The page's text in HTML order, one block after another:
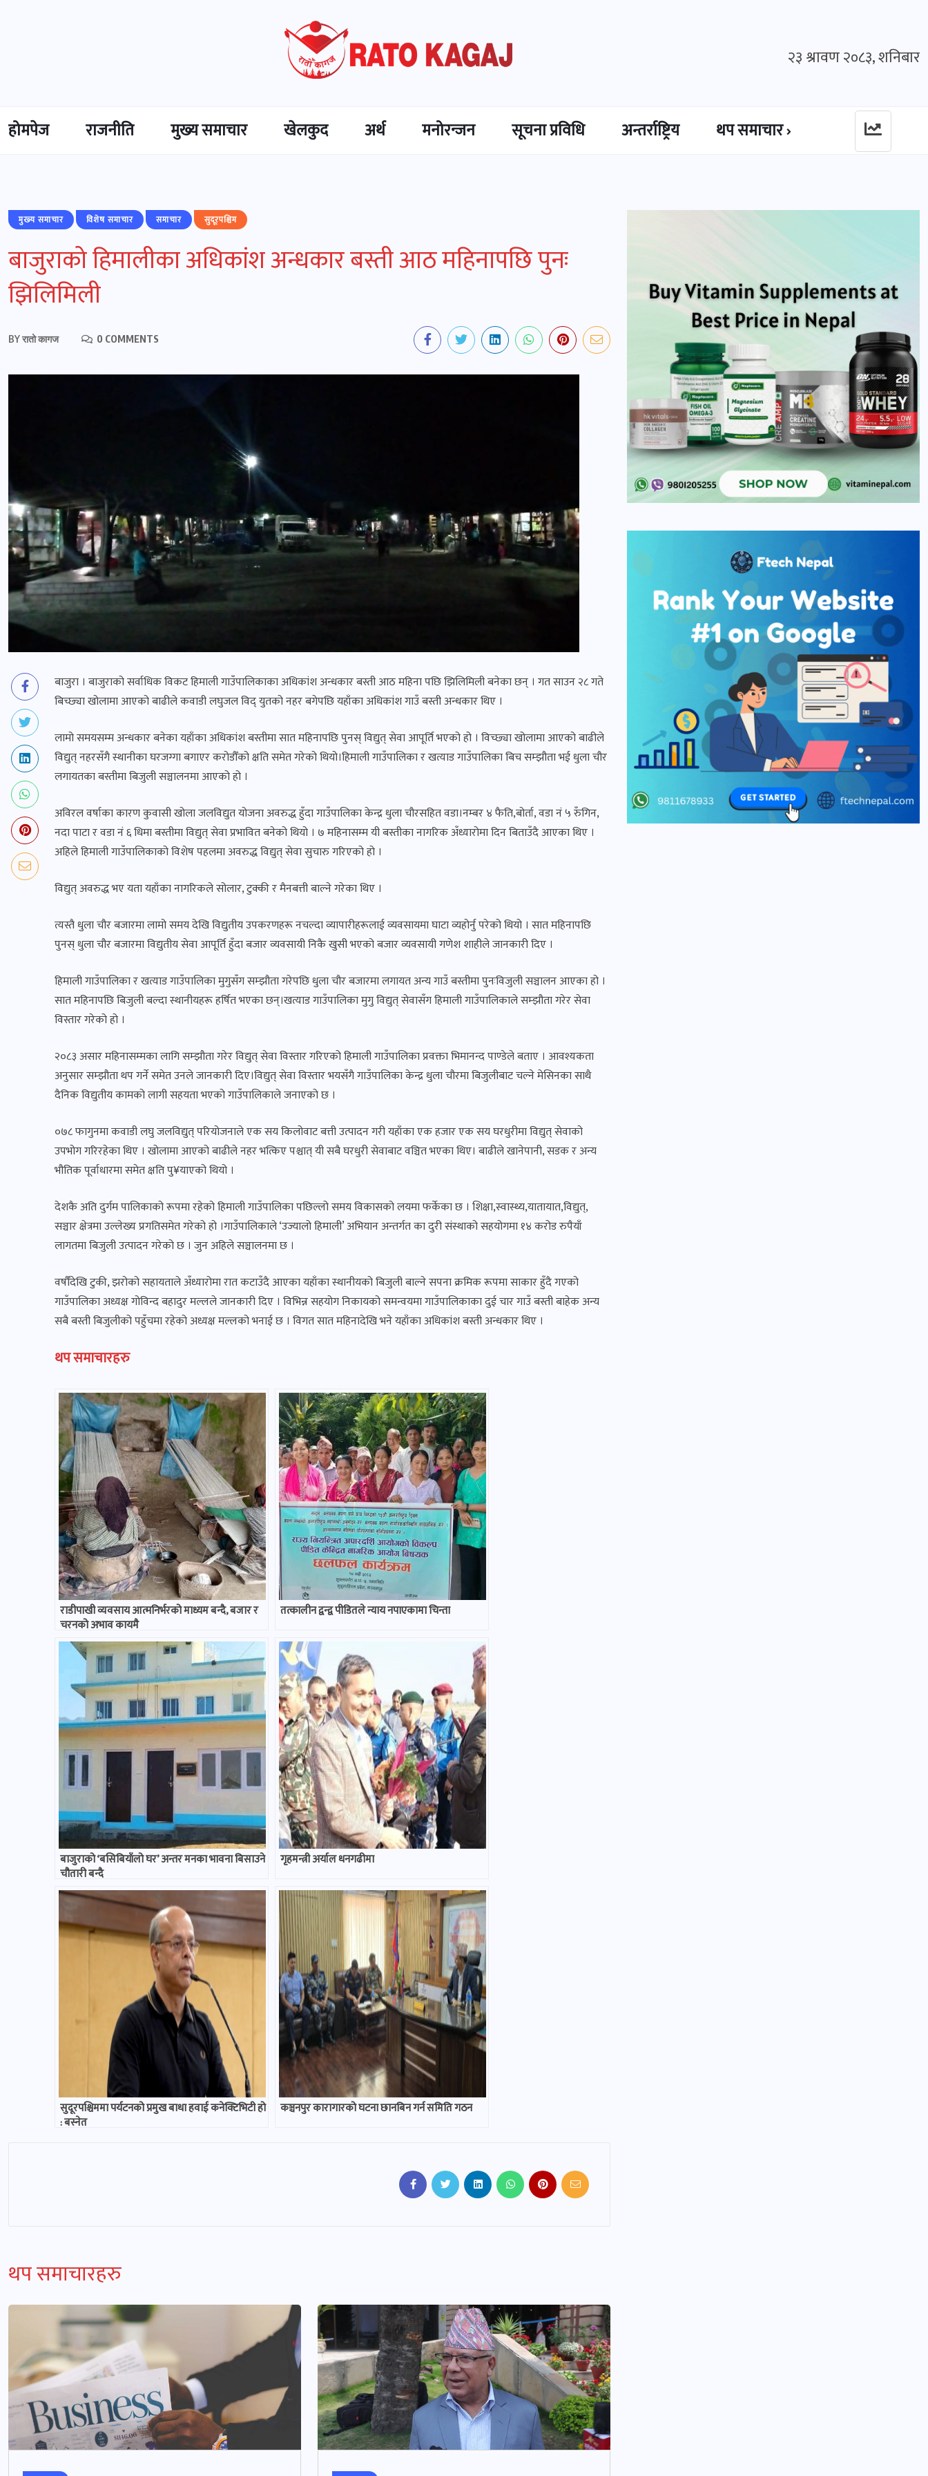
२३ श्रावण २०८३, शनिबार
होमपेज राजनीति मुख्‍य समाचार खेलकुद अर्थ मनोरन्जन सूचना प्रविधि अन्तर्राष्ट्रिय थप समाचार
मुख्‍य समाचार विशेष समाचार समाचार सुदूरपश्चिम
बाजुराको हिमालीका अधिकांश अन्धकार बस्ती आठ महिनापछि पुनः
झिलिमिली
BYरातो कागज 0 COMMENTS
बाजुरा । बाजुराको सर्वाधिक विकट हिमाली गाउँपालिकाका अधिकांश अन्धकार बस्ती आठ महिना पछि झिलिमिली बनेका छन् । गत साउन २८ गते
बिच्छ्या खोलामा आएको बाढीले कवाडी लघुजल विद् युतको नहर बगेपछि यहाँका अधिकांश गाउँ बस्ती अन्धकार थिए ।
लामो समयसम्म अन्धकार बनेका यहाँका अधिकांश बस्तीमा सात महिनापछि पुनस् विद्युत् सेवा आपूर्ति भएको हो । विच्छ्या खोलामा आएको बाढीले
विद्युत् नहरसँगै स्थानीका घरजग्गा बगाएर करोडौँको क्षति समेत गरेको थियो।हिमाली गाउँपालिका र खत्याड गाउँपालिका बिच सम्झौता भई धुला चौर
लगायतका बस्तीमा बिजुली सञ्चालनमा आएको हो ।
अविरल वर्षाका कारण कुवासी खोला जलविद्युत योजना अवरुद्ध हुँदा गाउँपालिका केन्द्र धुला चौरसहित वडा।नम्बर ४ फैति,बोर्ता, वडा नं ५ रुँगिन,
नदा पाटा र वडा नं ६ धिमा बस्तीमा विद्युत् सेवा प्रभावित बनेको थियो । ७ महिनासम्म यी बस्तीका नागरिक अँध्यारोमा दिन बिताउँदै आएका थिए ।
अहिले हिमाली गाउँपालिकाको विशेष पहलमा अवरुद्ध विद्युत् सेवा सुचारु गरिएको हो ।
विद्युत् अवरुद्ध भए यता यहाँका नागरिकले सोलार, टुक्की र मैनबत्ती बाल्ने गरेका थिए ।
त्यस्तै धुला चौर बजारमा लामो समय देखि विद्युतीय उपकरणहरू नचल्दा व्यापारीहरूलाई व्यवसायमा घाटा व्यहोर्नु परेको थियो । सात महिनापछि
पुनस् धुला चौर बजारमा विद्युतीय सेवा आपूर्ति हुँदा बजार व्यवसायी निकै खुसी भएको बजार व्यवसायी गणेश शाहीले जानकारी दिए ।
हिमाली गाउँपालिका र खत्याड गाउँपालिका मुगुसँग सम्झौता गरेपछि धुला चौर बजारमा लगायत अन्य गाउँ बस्तीमा पुनःविजुली सञ्चालन आएका हो ।
सात महिनापछि बिजुली बल्दा स्थानीयहरू हर्षित भएका छन्।खत्याड गाउँपालिका मुगु विद्युत् सेवासँग हिमाली गाउँपालिकाले सम्झौता गरेर सेवा
विस्तार गरेको हो ।
२०८३ असार महिनासम्मका लागि सम्झौता गरेर विद्युत् सेवा विस्तार गरिएको हिमाली गाउँपालिका प्रवक्ता भिमानन्द पाण्डेले बताए । आवश्यकता
अनुसार सम्झौता थप गर्ने समेत उनले जानकारी दिए।विद्युत् सेवा विस्तार भयसँगै गाउँपालिका केन्द्र धुला चौरमा बिजुलीबाट चल्ने मेसिनका साथै
दैनिक विद्युतीय कामको लागी सहयता भएको गाउँपालिकाले जनाएको छ ।
०७८ फागुनमा कवाडी लघु जलविद्युत् परियोजनाले एक सय किलोवाट बत्ती उत्पादन गरी यहाँका एक हजार एक सय घरधुरीमा विद्युत् सेवाको
उपभोग गरिरहेका थिए । खोलामा आएको बाढीले नहर भत्किए पश्चात् यी सबै घरधुरी सेवाबाट वञ्चित भएका थिए। बाढीले खानेपानी, सडक र अन्य
भौतिक पूर्वाधारमा समेत क्षति पु¥याएको थियो ।
देशकै अति दुर्गम पालिकाको रूपमा रहेको हिमाली गाउँपालिका पछिल्लो समय विकासको लयमा फर्केका छ । शिक्षा,स्वास्थ्य,यातायात,विद्युत्,
सञ्चार क्षेत्रमा उल्लेख्य प्रगतिसमेत गरेको हो ।गाउँपालिकाले ‘उज्यालो हिमाली’ अभियान अन्तर्गत का दुरी संस्थाको सहयोगमा १४ करोड रुपैयाँ
लागतमा बिजुली उत्पादन गरेको छ । जुन अहिले सञ्चालनमा छ ।
वर्षौँदेखि टुकी, झरोको सहायताले अँध्यारोमा रात कटाउँदै आएका यहाँका स्थानीयको बिजुली बाल्ने सपना क्रमिक रूपमा साकार हुँदै गएको
गाउँपालिका अध्यक्ष गोविन्द बहादुर मल्लले जानकारी दिए । विभिन्न सहयोग निकायको समन्वयमा गाउँपालिकाका दुई चार गाउँ बस्ती बाहेक अन्य
सबै बस्ती बिजुलीको पहुँचमा रहेको अध्यक्ष मल्लको भनाई छ । विगत सात महिनादेखि भने यहाँका अधिकांश बस्ती अन्धकार थिए ।
थप समाचारहरु
राडीपाखी व्यवसाय आत्मनिर्भरको माध्यम बन्दै, बजार र
चरनको अभाव कायमै
तत्कालीन द्वन्द्व पीडितले न्याय नपाएकामा चिन्ता
बाजुराको ‘बसिबियाँलो घर’ अन्तर मनका भावना बिसाउने
चौतारी बन्दै
गृहमन्त्री अर्याल धनगढीमा
सुदूरपश्चिममा पर्यटनको प्रमुख बाधा हवाई कनेक्टिभिटी हो
: बस्नेत
कञ्चनपुर कारागारको घटना छानबिन गर्न समिति गठन
थप समाचारहरु